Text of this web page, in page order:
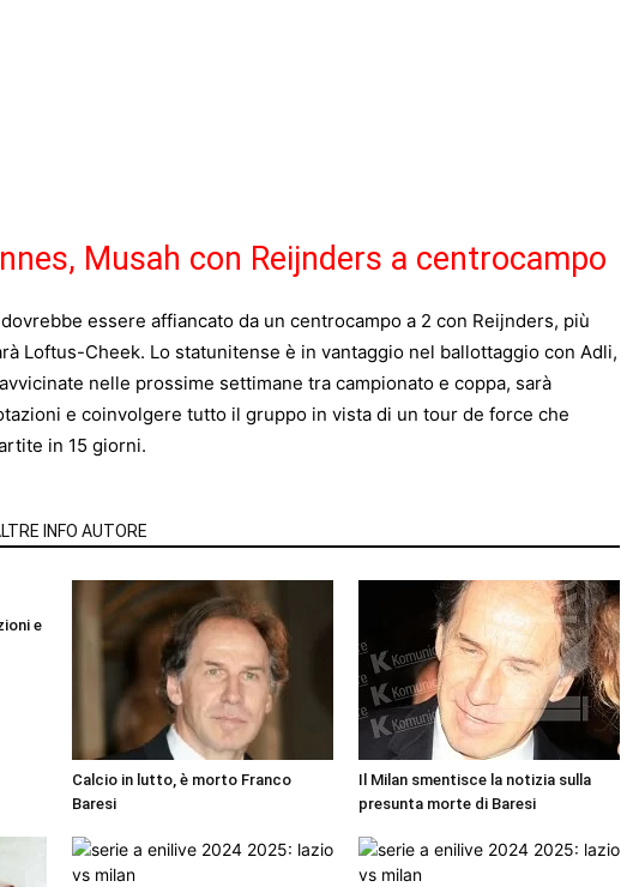
Musah con Reijnders a centrocampo
essere affiancato da un centrocampo a 2 con Reijnders, più
Loftus-Cheek. Lo statunitense è in vantaggio nel ballottaggio con Adli,
nelle prossime settimane tra campionato e coppa, sarà
e coinvolgere tutto il gruppo in vista di un tour de force che
in 15 giorni.
INFO AUTORE
e
Calcio in lutto, è morto Franco
Baresi
Il Milan smentisce la notizia sulla
presunta morte di Baresi